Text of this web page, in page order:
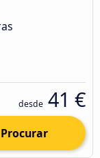
desde 41 €
Procurar